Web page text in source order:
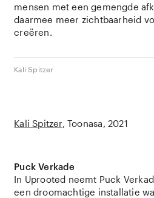
mensen met een gemengde
daarmee meer zichtbaarheid
creëren.
Kali Spitzer
Kali Spitzer Toonasa 2021
Puck Verkade
In Uprooted neemt Puck
een droomachtige installatie